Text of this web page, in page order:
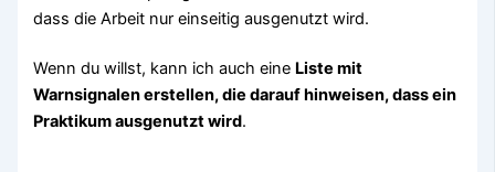
dass die Arbeit nur einseitig ausgenutzt wird.
Wenn du willst, kann ich auch eine Liste mit
Warnsignalen erstellen, die darauf hinweisen, dass ein
Praktikum ausgenutzt wird.